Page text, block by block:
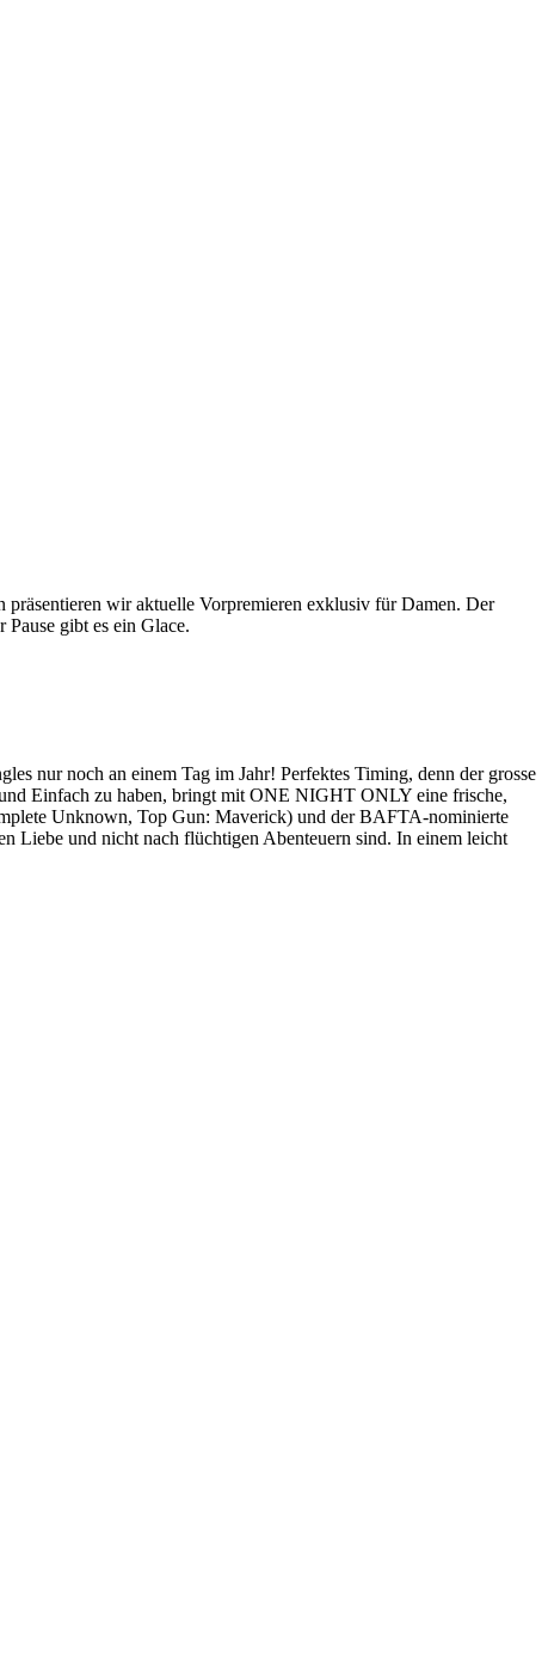
wir aktuelle Vorpremieren exklusiv für Damen. Der
gibt es ein Glace.
nur noch an einem Tag im Jahr! Perfektes Timing, denn der grosse
Einfach zu haben, bringt mit ONE NIGHT ONLY eine frische,
Unknown, Top Gun: Maverick) und der BAFTA-nominierte
Liebe und nicht nach flüchtigen Abenteuern sind. In einem leicht